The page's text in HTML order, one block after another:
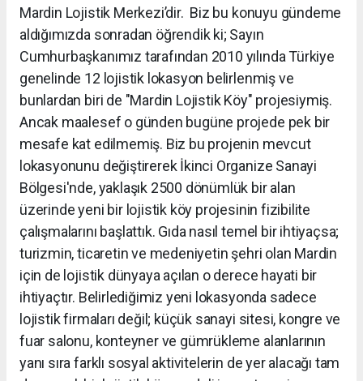
Mardin Lojistik Merkezi’dir. Biz bu konuyu gündeme
aldığımızda sonradan öğrendik ki; Sayın
Cumhurbaşkanımız tarafından 2010 yılında Türkiye
genelinde 12 lojistik lokasyon belirlenmiş ve
bunlardan biri de "Mardin Lojistik Köy" projesiymiş.
Ancak maalesef o günden bugüne projede pek bir
mesafe kat edilmemiş. Biz bu projenin mevcut
lokasyonunu değiştirerek İkinci Organize Sanayi
Bölgesi'nde, yaklaşık 2500 dönümlük bir alan
üzerinde yeni bir lojistik köy projesinin fizibilite
çalışmalarını başlattık. Gıda nasıl temel bir ihtiyaçsa;
turizmin, ticaretin ve medeniyetin şehri olan Mardin
için de lojistik dünyaya açılan o derece hayati bir
ihtiyaçtır. Belirlediğimiz yeni lokasyonda sadece
lojistik firmaları değil; küçük sanayi sitesi, kongre ve
fuar salonu, konteyner ve gümrükleme alanlarının
yanı sıra farklı sosyal aktivitelerin de yer alacağı tam